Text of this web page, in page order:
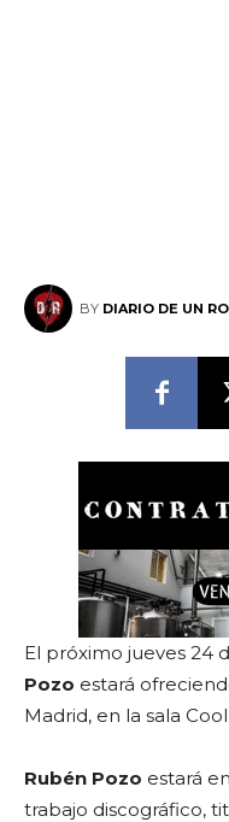
BY DIARIO DE UN
El próximo jueves 24
Pozo estará
Madrid, en la sala
Rubén Pozo estará
trabajo discográfico,